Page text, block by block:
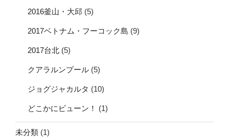
2016釜山・大邱 (5)
2017ベトナム・フーコック島 (9)
2017台北 (5)
クアラルンプール (5)
ジョグジャカルタ (10)
どこかにビューン！ (1)
未分類 (1)